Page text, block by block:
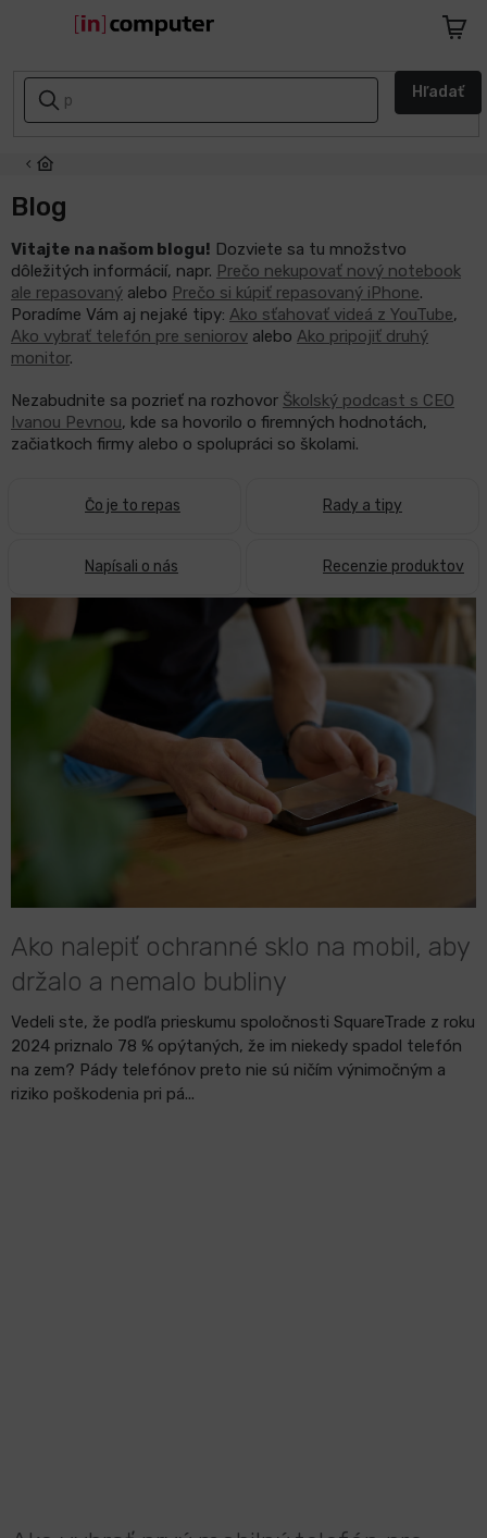
Hľadať
AKCIE
ZĽAVY
DO
ŠKOLY
Notebooky
Počítače
Telefóny
a
tablety
monitory
Príslušenstvo
Blog
Vitajte na našom blogu! Dozviete sa tu množstvo
dôležitých informácií, napr. Prečo nekupovať nový notebook
ale repasovaný alebo Prečo si kúpiť repasovaný iPhone.
Poradíme Vám aj nejaké tipy: Ako sťahovať videá z YouTube,
Ako vybrať telefón pre seniorov alebo Ako pripojiť druhý
monitor.
Nezabudnite sa pozrieť na rozhovor Školský podcast s CEO
Ivanou Pevnou, kde sa hovorilo o firemných hodnotách,
začiatkoch firmy alebo o spolupráci so školami.
Čo je to repas Rady a tipy
Napísali o nás Recenzie produktov
o
Ako nalepiť ochranné sklo na mobil, aby
držalo a nemalo bubliny
Vedeli ste, že podľa prieskumu spoločnosti SquareTrade z roku
2024 priznalo 78 % opýtaných, že im niekedy spadol telefón
na zem? Pády telefónov preto nie sú ničím výnimočným a
riziko poškodenia pri pá...